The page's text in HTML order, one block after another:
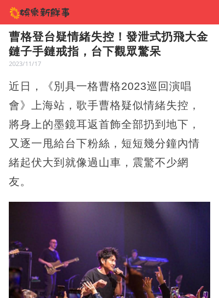
曹格登台疑情緒失控！發泄式扔飛大金
鏈子手鏈戒指，台下觀眾驚呆
2023/11/17
近日，《別具一格曹格2023巡回演唱
會》上海站，歌手曹格疑似情緒失控，
將身上的墨鏡耳返首飾全部扔到地下，
又逐一甩給台下粉絲，短短幾分鐘內情
緒起伏大到就像過山車，震驚不少網
友。